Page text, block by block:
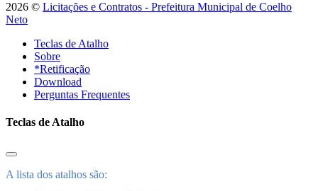
2026 © Licitações e Contratos - Prefeitura Municipal de Coelho
Neto
Teclas de Atalho
Sobre
*Retificação
Download
Perguntas Frequentes
Teclas de Atalho
A lista dos atalhos são: